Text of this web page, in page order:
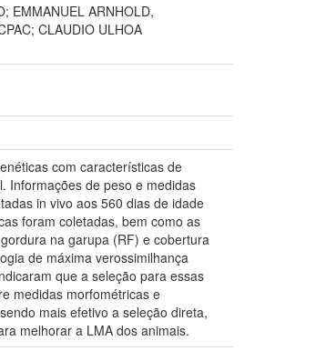
EMMANUEL ARNHOLD,
CLAUDIO ULHOA
com características de
Informações de peso e medidas
in vivo aos 560 dias de idade
foram coletadas, bem como as
na garupa (RF) e cobertura
de máxima verossimilhança
que a seleção para essas
medidas morfométricas e
mais efetivo a seleção direta,
melhorar a LMA dos animais.